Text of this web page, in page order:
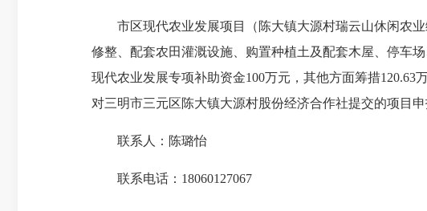
市区现代农业发展项目（陈大镇大源村瑞云山休闲农
修整、配套农田灌溉设施、购置种植土及配套木屋、停车
现代农业发展专项补助资金100万元，其他方面筹措
对三明市三元区陈大镇大源村股份经济合作社提交的项目
联系人：陈璐怡
联系电话：18060127067